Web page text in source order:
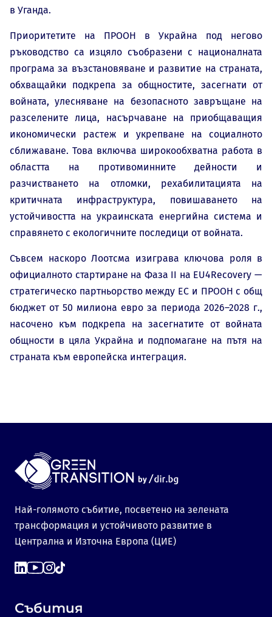
в Уганда.
Приоритетите на ПРООН в Украйна под негово
ръководство са изцяло съобразени с националната
програма за възстановяване и развитие на страната,
обхващайки подкрепа за общностите, засегнати от
войната, улесняване на безопасното завръщане на
разселените лица, насърчаване на приобщаващия
икономически растеж и укрепване на социалното
сближаване. Това включва широкообхватна работа в
областта на противоминните дейности и
разчистването на отломки, рехабилитацията на
критичната инфраструктура, повишаването на
устойчивостта на украинската енергийна система и
справянето с екологичните последици от войната.
Съвсем наскоро Лоотсма изиграва ключова роля в
официалното стартиране на Фаза II на EU4Recovery —
стратегическо партньорство между ЕС и ПРООН с общ
бюджет от 50 милиона евро за периода 2026–2028 г.,
насочено към подкрепа на засегнатите от войната
общности в цяла Украйна и подпомагане на пътя на
страната към европейска интеграция.
Най-голямото събитие, посветено на зелената
трансформация и устойчивото развитие в
Централна и Източна Европа (ЦИЕ)
Събития